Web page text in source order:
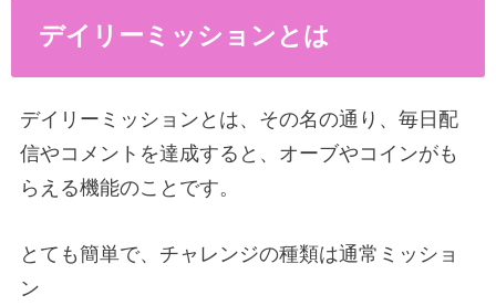
デイリーミッションとは
デイリーミッションとは、その名の通り、毎日配
信やコメントを達成すると、オーブやコインがも
らえる機能のことです。
とても簡単で、チャレンジの種類は通常ミッショ
ン